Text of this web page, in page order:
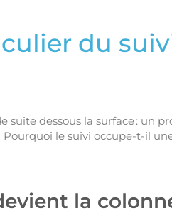
du
dessous la surface : un
le suivi occupe-t-il
la